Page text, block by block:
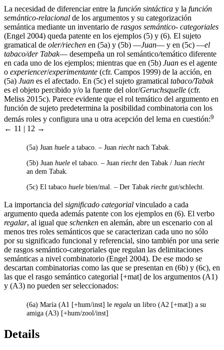
La necesidad de diferenciar entre la función sintáctica y la función
semántico-relacional de los argumentos y su categorización
semántica mediante un inventario de rasgos semántico- categoriales
(Engel 2004) queda patente en los ejemplos (5) y (6). El sujeto
gramatical de oler/riechen en (5a) y (5b) —Juan— y en (5c) —el
tabaco/der Tabak— desempeña un rol semántico/temático diferente
en cada uno de los ejemplos; mientras que en (5b) Juan es el agente
o experiencer/experimentante (cfr. Campos 1999) de la acción, en
(5a) Juan es el afectado. En (5c) el sujeto gramatical tabaco/Tabak
es el objeto percibido y/o la fuente del olor/Geruchsquelle (cfr.
Meliss 2015c). Parece evidente que el rol temático del argumento en
función de sujeto predetermina la posibilidad combinatoria con los
demás roles y configura una u otra acepción del lema en cuestión:9
← 11 | 12 →
(5a) Juanhuele a tabaco. – Juanriecht nach Tabak.
(5b) Juanhuele el tabaco. – Juanriecht den Tabak / Juanriecht
an dem Tabak.
(5c) El tabacohuele bien/mal. – Der Tabakriecht gut/schlecht.
La importancia del significado categorial vinculado a cada
argumento queda además patente con los ejemplos en (6). El verbo
regalar, al igual que schenken en alemán, abre un escenario con al
menos tres roles semánticos que se caracterizan cada uno no sólo
por su significado funcional y referencial, sino también por una serie
de rasgos semántico-categoriales que regulan las delimitaciones
semánticas a nivel combinatorio (Engel 2004). De ese modo se
descartan combinatorias como las que se presentan en (6b) y (6c), en
las que el rasgo semántico categorial [+mat] de los argumentos (A1)
y (A3) no pueden ser seleccionados:
(6a) María (A1 [+hum/inst] leregala un libro (A2 [+mat]) a su
amiga (A3) [+hum/zool/inst]
Details